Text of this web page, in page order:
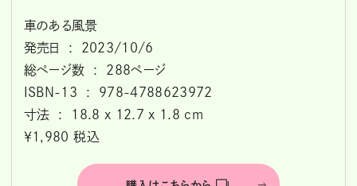
車のある風景
発売日 ‏ : ‎ 2023/10/6
総ページ数 ‏ : ‎ 288ページ
ISBN-13 ‏ : ‎ 978-4788623972
寸法 ‏ : ‎ 18.8 x 12.7 x 1.8 cm
￥1,980 税込